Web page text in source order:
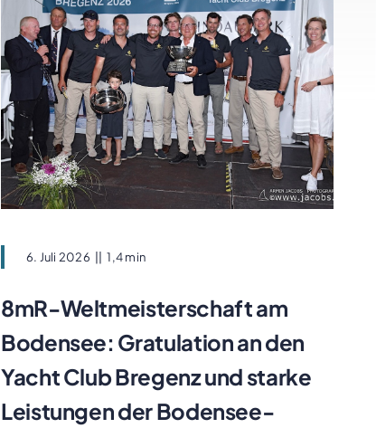
6. Juli 2026 1,4 min
8mR-Weltmeisterschaft am
Bodensee: Gratulation an den
Yacht Club Bregenz und starke
Leistungen der Bodensee-